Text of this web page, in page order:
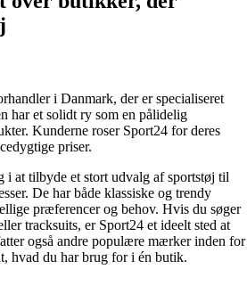
i Danmark, der er specialiseret
har et solidt ry som en pålidelig
Kunderne roser Sport24 for deres
priser.
i at tilbyde et stort udvalg af sportstøj til
De har både klassiske og trendy
præferencer og behov. Hvis du søger
tracksuits, er Sport24 et ideelt sted at
også andre populære mærker inden for
hvad du har brug for i én butik.